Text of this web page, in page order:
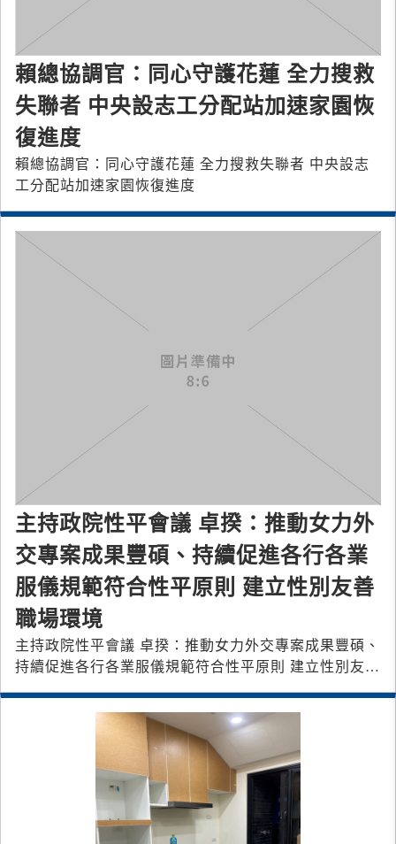
賴總協調官：同心守護花蓮 全力搜救
失聯者 中央設志工分配站加速家園恢
復進度
賴總協調官：同心守護花蓮 全力搜救失聯者 中央設志
工分配站加速家園恢復進度
主持政院性平會議 卓揆：推動女力外
交專案成果豐碩、持續促進各行各業
服儀規範符合性平原則 建立性別友善
職場環境
主持政院性平會議 卓揆：推動女力外交專案成果豐碩、
持續促進各行各業服儀規範符合性平原則 建立性別友善